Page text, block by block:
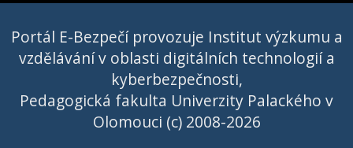
Portál E-Bezpečí provozuje Institut výzkumu a
vzdělávání v oblasti digitálních technologií a
kyberbezpečnosti,
Pedagogická fakulta Univerzity Palackého v
Olomouci (c) 2008-2026